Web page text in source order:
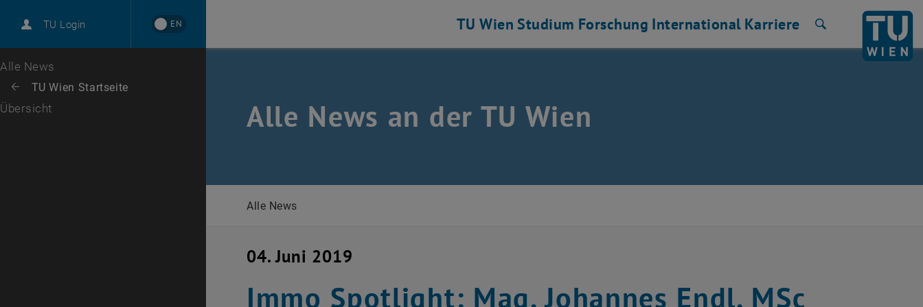
TU Login EN
Karriere
Zur 1. Menü Ebene
Alle News
Zurück: Subseiten von TU Wien Startseite auflisten
Zurück zur letzten Ebene:
TU Wien Startseite
Übersicht
TU Wien Studium Forschung International Karriere
Alle News an der TU Wien
Alle News
04. Juni 2019
Immo Spotlight: Mag. Johannes Endl, MSc